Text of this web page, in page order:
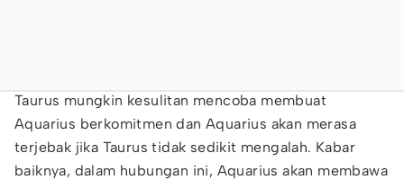
Taurus mungkin kesulitan mencoba membuat
Aquarius berkomitmen dan Aquarius akan merasa
terjebak jika Taurus tidak sedikit mengalah. Kabar
baiknya, dalam hubungan ini, Aquarius akan membawa